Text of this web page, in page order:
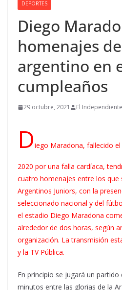
DEPORTES
Diego
homenajes
argentino en
cumpleaños
29 octubre, 2021 El Independiente
Diego Maradona, fallecido
2020 por una falla cardíaca,
cuatro homenajes entre los que
Argentinos Juniors, con la
seleccionado nacional y del
el estadio Diego Maradona
alrededor de dos horas, según
organización. La transmisión
y la TV Pública.
En principio se jugará un
minutos entre las glorias de la